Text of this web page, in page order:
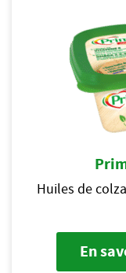
Huiles de
En